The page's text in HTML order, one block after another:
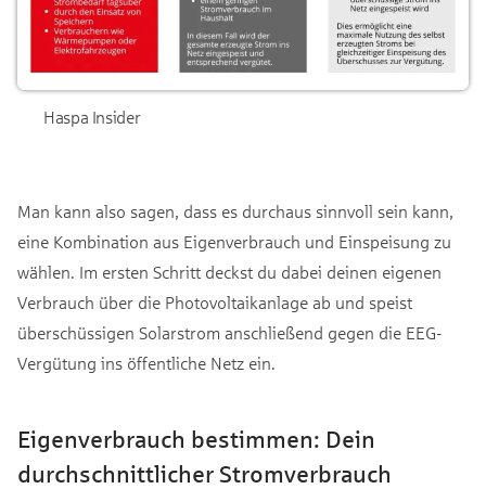
Haspa Insider
Man kann also sagen, dass es durchaus sinnvoll sein kann,
eine Kombination aus Eigenverbrauch und Einspeisung zu
wählen. Im ersten Schritt deckst du dabei deinen eigenen
Verbrauch über die Photovoltaikanlage ab und speist
überschüssigen Solarstrom anschließend gegen die EEG-
Vergütung ins öffentliche Netz ein.
Eigenverbrauch bestimmen: Dein
durchschnittlicher Stromverbrauch